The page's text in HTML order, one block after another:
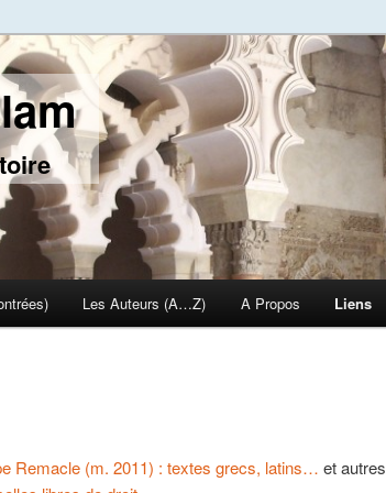
Les Auteurs (A…Z) A Propos Liens
Remacle (m. 2011) : textes grecs, latins… et autres